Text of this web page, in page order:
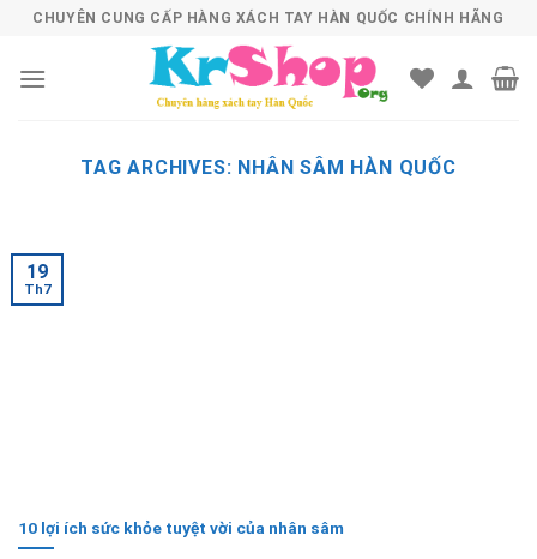
Skip
content
CHUYÊN CUNG CẤP HÀNG XÁCH TAY HÀN QUỐC CHÍNH HÃNG
TAG ARCHIVES: NHÂN SÂM HÀN QUỐC
10 lợi ích sức khỏe tuyệt vời của nhân sâm
19
Th7